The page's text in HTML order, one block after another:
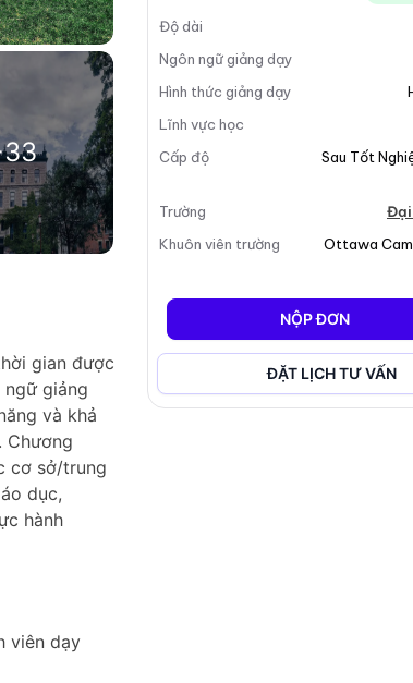
gian được
giảng
và khả
Chương
cơ sở/trung
dục,
hành
viên dạy
Độ dài
Ngôn ngữ giảng dạy
Hình thức giảng dạy
Lĩnh vực học
Cấp độ
Sau Tốt
Trường
Đại
Khuôn viên trường
Ottawa
NỘP ĐƠN
ĐẶT LỊCH TƯ VẤN